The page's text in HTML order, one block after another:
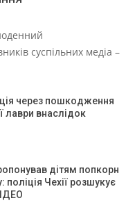
суспільних медіа –
через пошкодження
лаври внаслідок
дітям попкорн
поліція Чехії розшукує